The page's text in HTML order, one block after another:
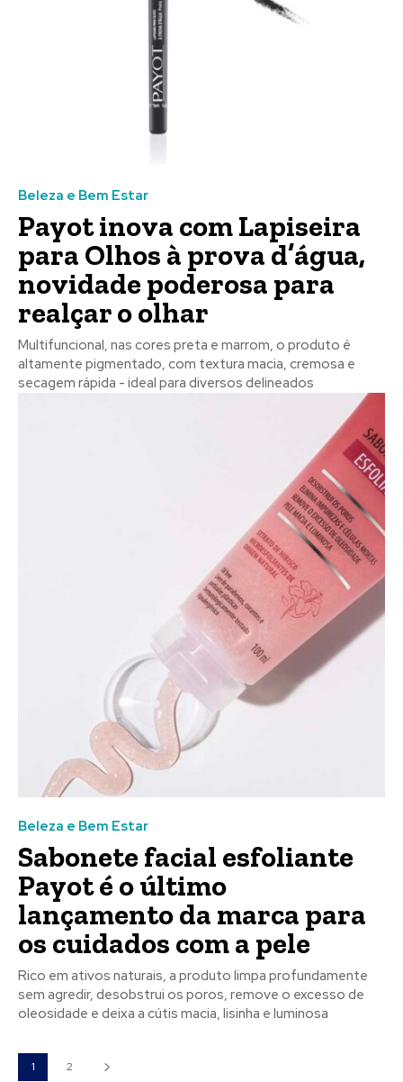
Beleza e Bem Estar
Payot inova com Lapiseira
para Olhos à prova d’água,
novidade poderosa para
realçar o olhar
Multifuncional, nas cores preta e marrom, o produto é
altamente pigmentado, com textura macia, cremosa e
secagem rápida - ideal para diversos delineados
Beleza e Bem Estar
Sabonete facial esfoliante
Payot é o último
lançamento da marca para
os cuidados com a pele
Rico em ativos naturais, a produto limpa profundamente
sem agredir, desobstrui os poros, remove o excesso de
oleosidade e deixa a cútis macia, lisinha e luminosa
1 2